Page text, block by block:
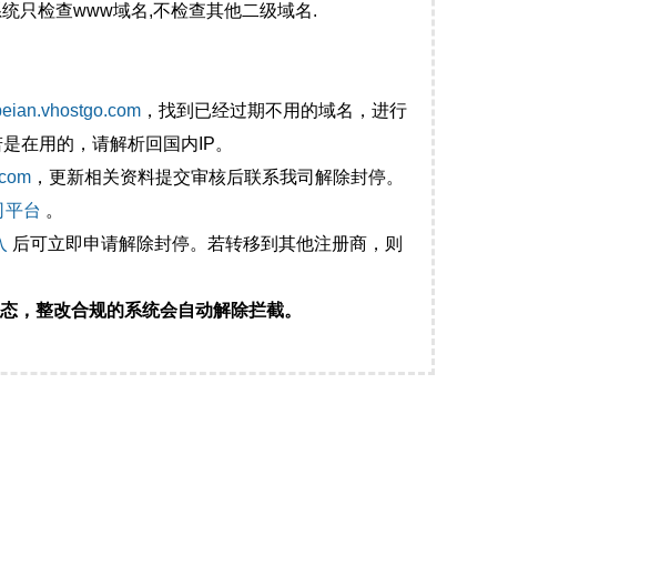
只检查www域名,不检查其他二级域名.
，找到已经过期不用的域名，进行
在用的，请解析回国内IP。
，更新相关资料提交审核后联系我司解除封停。
平台 。
后可立即申请解除封停。若转移到其他注册商，则
，整改合规的系统会自动解除拦截。